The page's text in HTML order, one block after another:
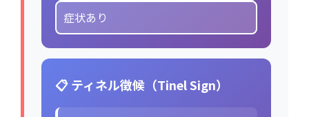
症状あり
📋 ティネル徴候（Tinel Sign）